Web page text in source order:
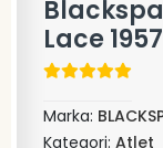
Lace 1957
Marka:
Kategori: Atlet